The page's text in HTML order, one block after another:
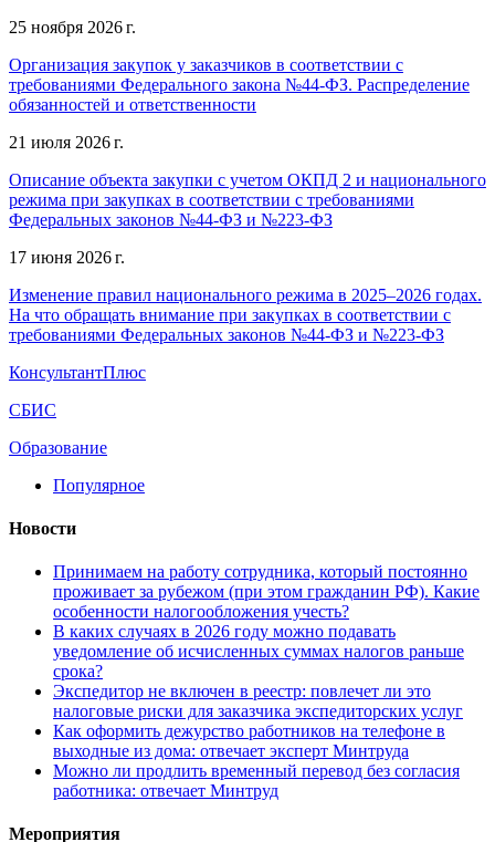
25 ноября 2026 г.
Организация закупок у заказчиков в соответствии с
требованиями Федерального закона №44-ФЗ. Распределение
обязанностей и ответственности
21 июля 2026 г.
Описание объекта закупки с учетом ОКПД 2 и национального
режима при закупках в соответствии с требованиями
Федеральных законов №44-ФЗ и №223-ФЗ
17 июня 2026 г.
Изменение правил национального режима в 2025–2026 годах.
На что обращать внимание при закупках в соответствии с
требованиями Федеральных законов №44-ФЗ и №223-ФЗ
КонсультантПлюс
СБИС
Образование
Популярное
Новости
Принимаем на работу сотрудника, который постоянно
проживает за рубежом (при этом гражданин РФ). Какие
особенности налогообложения учесть?
В каких случаях в 2026 году можно подавать
уведомление об исчисленных суммах налогов раньше
срока?
Экспедитор не включен в реестр: повлечет ли это
налоговые риски для заказчика экспедиторских услуг
Как оформить дежурство работников на телефоне в
выходные из дома: отвечает эксперт Минтруда
Можно ли продлить временный перевод без согласия
работника: отвечает Минтруд
Мероприятия